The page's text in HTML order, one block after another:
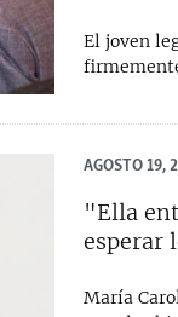
El joven
AGOSTO 19,
"Ella
esperar
María